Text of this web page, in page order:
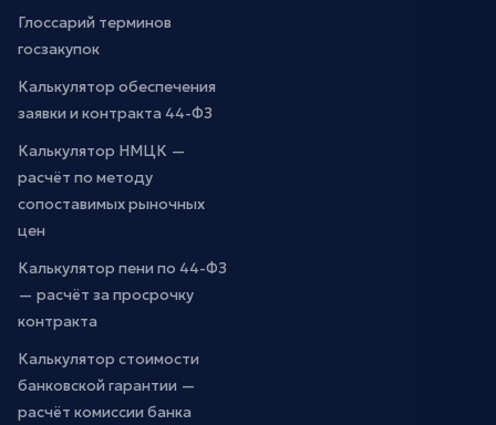
Глоссарий терминов
госзакупок
Калькулятор обеспечения
заявки и контракта 44-ФЗ
Калькулятор НМЦК —
расчёт по методу
сопоставимых рыночных
цен
Калькулятор пени по 44-ФЗ
— расчёт за просрочку
контракта
Калькулятор стоимости
банковской гарантии —
расчёт комиссии банка